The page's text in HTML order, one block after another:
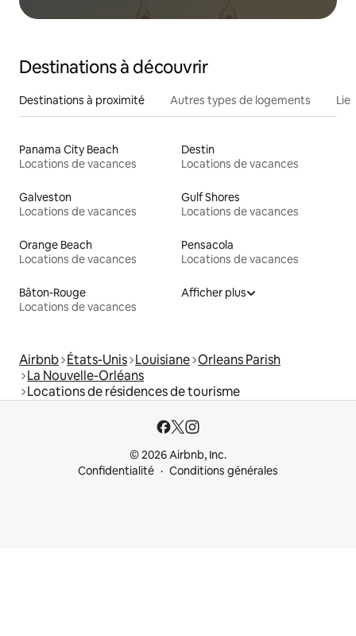
Destinations à découvrir
Destinations à proximité Autres types de logements
Panama City Beach
Locations de vacances
Destin
Locations de vacances
Galveston
Locations de vacances
Gulf Shores
Locations de vacances
Orange Beach
Locations de vacances
Pensacola
Locations de vacances
Bâton-Rouge
Locations de vacances
Afficher plus
Airbnb États-Unis Louisiane Orleans Parish
La Nouvelle-Orléans
Locations de résidences de tourisme
© 2026 Airbnb, Inc.
Confidentialité
Conditions générales